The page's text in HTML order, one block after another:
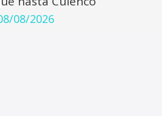
08/2026